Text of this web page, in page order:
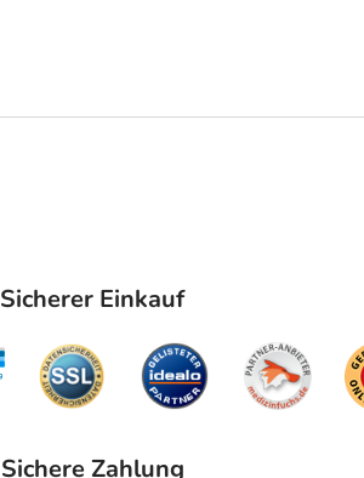
Sicherer Einkauf
Sichere Zahlung